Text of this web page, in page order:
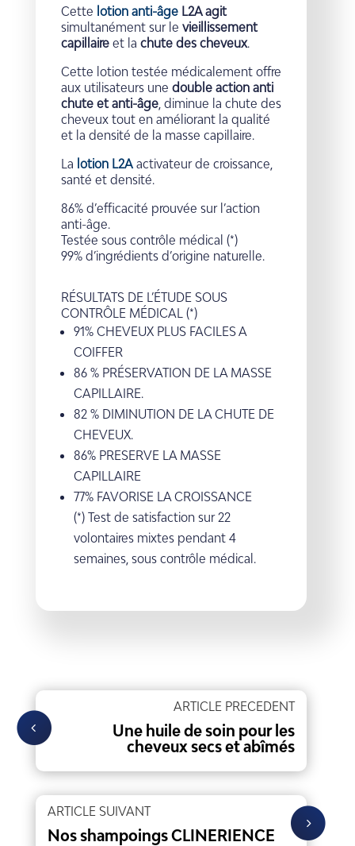
Cette lotion anti-âge L2A agit
simultanément sur le vieillissement
capillaire et la chute des cheveux.
Cette lotion testée médicalement offre
aux utilisateurs une double action anti
chute et anti-âge, diminue la chute des
cheveux tout en améliorant la qualité
et la densité de la masse capillaire.
La lotion L2A activateur de croissance,
santé et densité.
86% d’efficacité prouvée sur l’action
anti-âge.
Testée sous contrôle médical (*)
99% d’ingrédients d’origine naturelle.
RÉSULTATS DE L’ÉTUDE SOUS
CONTRÔLE MÉDICAL (*)
91% CHEVEUX PLUS FACILES A
COIFFER
86 % PRÉSERVATION DE LA MASSE
CAPILLAIRE.
82 % DIMINUTION DE LA CHUTE DE
CHEVEUX.
86% PRESERVE LA MASSE
CAPILLAIRE
77% FAVORISE LA CROISSANCE
(*) Test de satisfaction sur 22
volontaires mixtes pendant 4
semaines, sous contrôle médical.
ARTICLE PRECEDENT
Une huile de soin pour les
cheveux secs et abîmés
ARTICLE SUIVANT
Nos shampoings CLINERIENCE